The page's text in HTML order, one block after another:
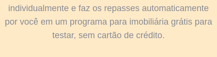
individualmente e faz os repasses automaticamente
por você em um programa para imobiliária grátis para
testar, sem cartão de crédito.